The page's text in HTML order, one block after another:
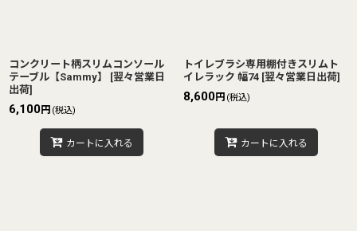
コンクリート柄スリムコンソール
テーブル【Sammy】
[翌々営業日
出荷]
6,100円 (税込)
カートに入れる
トイレブラシ専用棚付きスリムト
イレラック 幅74 [翌々営業日出荷]
8,600円 (税込)
カートに入れる